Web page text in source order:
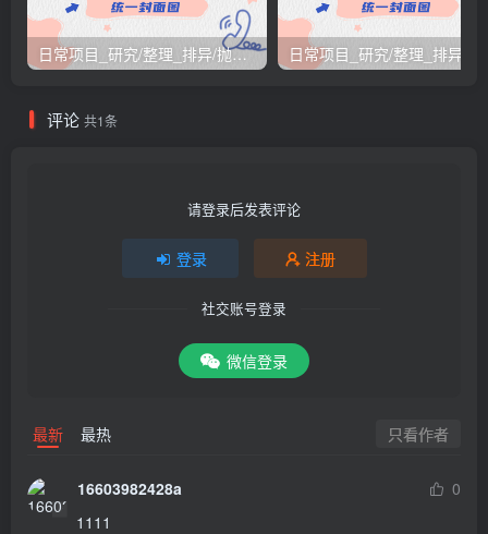
日常项目_研究/整理_排异/抛弃汇总[26.3.15-3.21整理]
评论 共1条
请登录后发表评论
登录 注册
社交账号登录
微信登录
最新 最热 只看作者
16603982428a
0
1111